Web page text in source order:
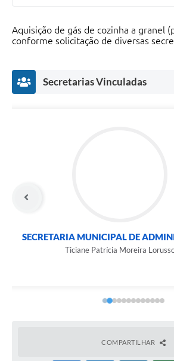
Ouvidoria Municipal
Arquivos para Download
Carta de Serviços
Links
Aquisição de gás de cozinha a granel
conforme solicitação de diversas
Secretarias Vinculadas
SECRETARIA MUNICIPAL
ASSUNTOS...
COMPARTILHAR